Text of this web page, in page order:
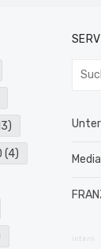
(4)
intern